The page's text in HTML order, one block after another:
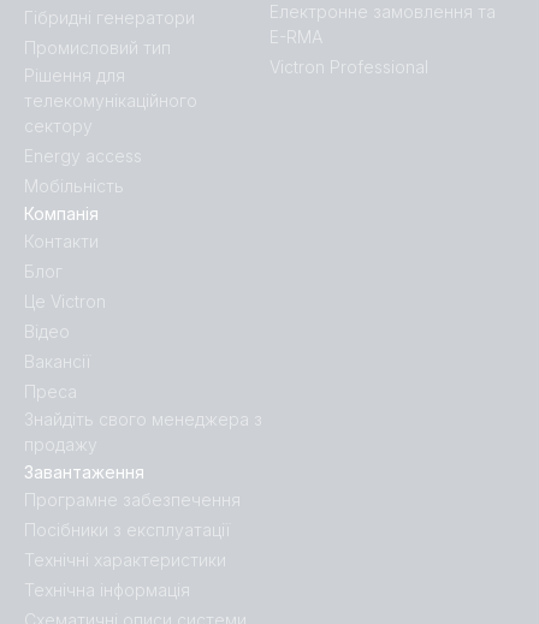
Завантаження
Програмне забезпечення
Посібники з експлуатації
Технічні характеристики
Технічна інформація
Гібридні генератори
Промисловий тип
Рішення для
телекомунікаційного
сектору
Energy access
Мобільність
Компанія
Контакти
Блог
Це Victron
Відео
Вакансії
Преса
Знайдіть свого менеджера з
продажу
Електронне замовлення та
E-RMA
Victron Professional